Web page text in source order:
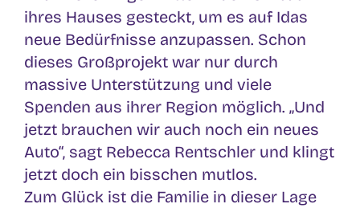
ihres Hauses gesteckt, um es auf Idas
neue Bedürfnisse anzupassen. Schon
dieses Großprojekt war nur durch
massive Unterstützung und viele
Spenden aus ihrer Region möglich. „Und
jetzt brauchen wir auch noch ein neues
Auto“, sagt Rebecca Rentschler und klingt
jetzt doch ein bisschen mutlos.
Zum Glück ist die Familie in dieser Lage